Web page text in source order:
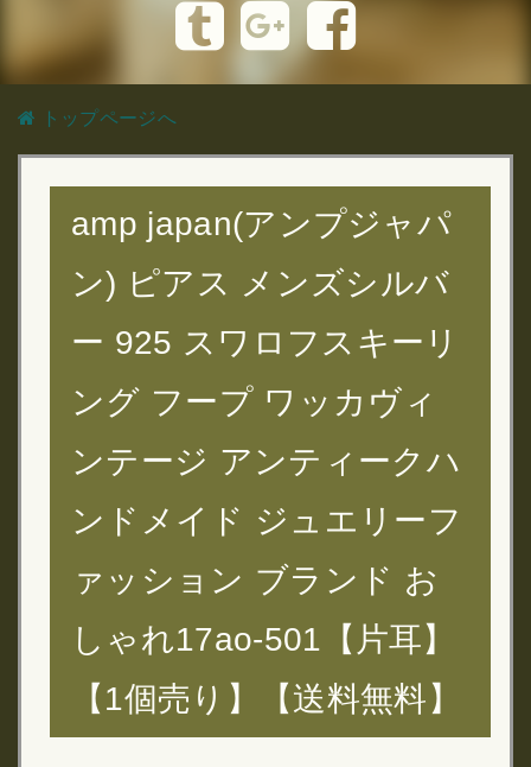
トップページへ
amp japan(アンプジャパ
ン) ピアス メンズシルバ
ー 925 スワロフスキーリ
ング フープ ワッカヴィ
ンテージ アンティークハ
ンドメイド ジュエリーフ
ァッション ブランド お
しゃれ17ao-501【片耳】
【1個売り】【送料無料】